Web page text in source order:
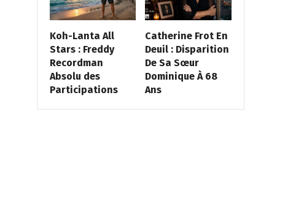
Koh-Lanta All
Stars : Freddy
Recordman
Absolu des
Participations
Catherine Frot En
Deuil : Disparition
De Sa Sœur
Dominique À 68
Ans